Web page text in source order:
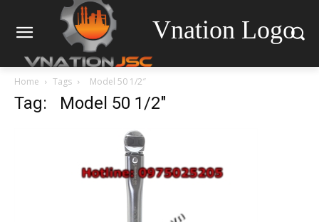
Vnation Logo
Home Tags Model 50 1/2″
Tag: Model 50 1/2″